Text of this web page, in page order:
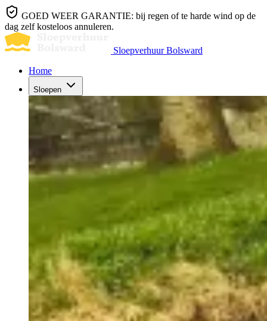
GOED WEER GARANTIE: bij regen of te harde wind op de
dag zelf kosteloos annuleren.
Sloepverhuur Bolsward
Home
Sloepen